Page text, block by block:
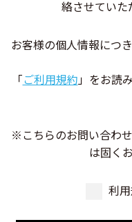
絡させていた
お客様の個人情報につ
「ご利用規約」をお読
※こちらのお問い合わ
は固く
利